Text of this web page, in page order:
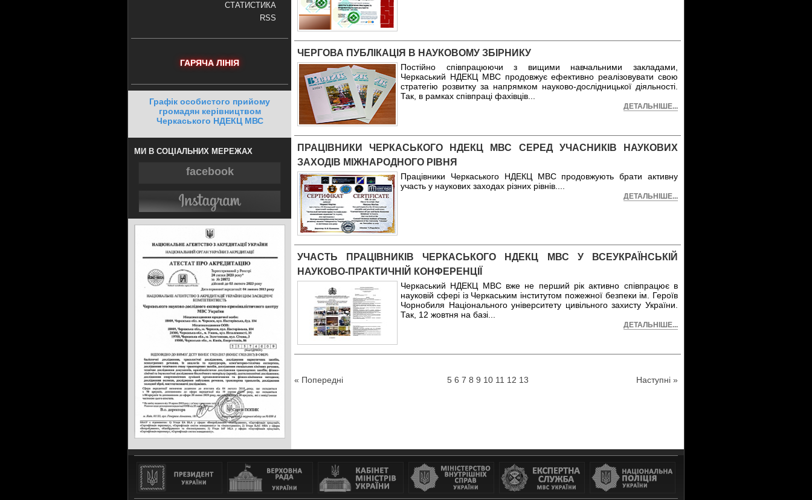
СТАТИСТИКА
RSS
ГАРЯЧА ЛІНІЯ
Графік особистого прийому
громадян керівництвом
Черкаського НДЕКЦ МВС
МИ В СОЦІАЛЬНИХ МЕРЕЖАХ
facebook
ЧЕРГОВА ПУБЛІКАЦІЯ В НАУКОВОМУ ЗБІРНИКУ
Постійно співпрацюючи з вищими навчальними закладами,
Черкаський НДЕКЦ МВС продовжує ефективно реалізовувати свою
стратегію розвитку за напрямком науково-дослідницької діяльності.
Так, в рамках співпраці фахівців
ДЕТАЛЬНІШЕ...
ПРАЦІВНИКИ ЧЕРКАСЬКОГО НДЕКЦ МВС СЕРЕД УЧАСНИКІВ НАУКОВИХ
ЗАХОДІВ МІЖНАРОДНОГО РІВНЯ
Працівники Черкаського НДЕКЦ МВС продовжують брати активну
участь у наукових заходах різних рівнів.
ДЕТАЛЬНІШЕ...
УЧАСТЬ ПРАЦІВНИКІВ ЧЕРКАСЬКОГО НДЕКЦ МВС У ВСЕУКРАЇНСЬКІЙ
НАУКОВО-ПРАКТИЧНІЙ КОНФЕРЕНЦІЇ
Черкаський НДЕКЦ МВС вже не перший рік активно співпрацює в
науковій сфері із Черкаським інститутом пожежної безпеки ім. Героїв
Чорнобиля Національного університету цивільного захисту України.
Так, 12 жовтня на базі
ДЕТАЛЬНІШЕ...
« Попередні 5 6 7 8 9 10 11 12 13 Наступні »